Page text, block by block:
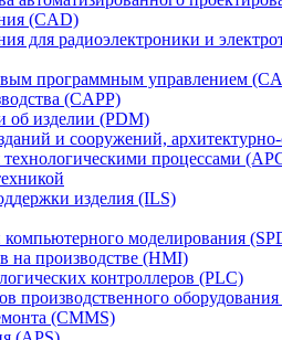
(CAD)
для радиоэлектроники и
программным управлением
(CAPP)
об изделии (PDM)
и сооружений,
процессами
изделия (ILS)
моделирования
на производстве (HMI)
контроллеров (PLC)
производственного
(CMMS)